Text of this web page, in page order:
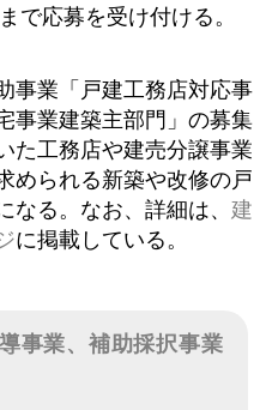
で応募を受け付ける。
事業「戸建工務店対応事
事業建築主部門」の募集
た工務店や建売分譲事業
められる新築や改修の戸
る。なお、詳細は、 建
に掲載している。
事業、補助採択事業